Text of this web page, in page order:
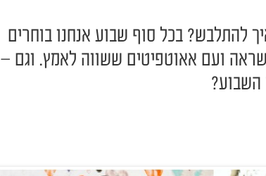
להתלבש? בכל סוף שבוע אנחנו בוחרים
ועם אאוטפיטים ששווה לאמץ. וגם –
השבוע?